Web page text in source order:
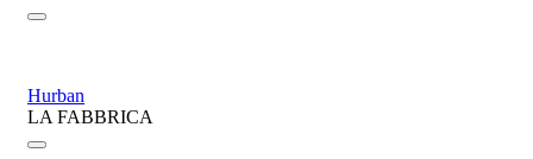
Hurban
LA FABBRICA